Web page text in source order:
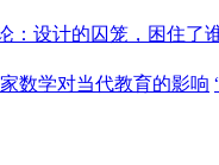
：设计的囚笼，困住了
数学对当代教育的影响